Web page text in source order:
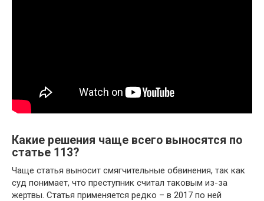
Какие решения чаще всего выносятся по
статье 113?
Чаще статья выносит смягчительные обвинения, так как
суд понимает, что преступник считал таковым из-за
жертвы. Статья применяется редко – в 2017 по ней